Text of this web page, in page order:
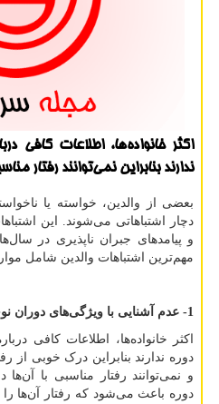
اكثر خانواده‌ها، اطلاعات كافی
ندارند بنابراین نمی‌توانند رفتار
بعضی از والدین، خواسته یا
دچار اشتباهاتی می‌شوند. این
و پیامدهای جبران ناپذیری در
مهم‌ترین اشتباهات والدین شامل
1- عدم آشنایی با ویژگی‌های دوران نوجوانی
اکثر خانواده‌ها، اطلاعات کافی
دوره ندارند بنابراین درک خوبی از
و نمی‌توانند رفتار مناسبی با آن‌ها
دوره باعث می‌شود که رفتار آن‌ها